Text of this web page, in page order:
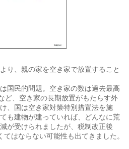
り、親の家を空き家で放置すること
国民的問題。空き家の数は過去最高
ど、空き家の長期放置がもたらす外
、国は空き家対策特別措置法を施
も建物が建っていれば、どんなに荒
が受けられましたが、税制改正後
はならない可能性も出てきました。